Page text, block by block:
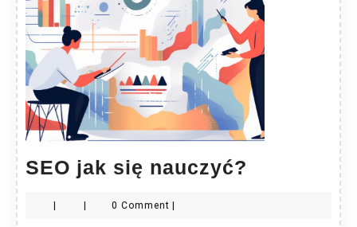
SEO jak się nauczyć?
0 Comment